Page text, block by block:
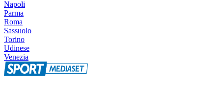
Napoli
Parma
Roma
Sassuolo
Torino
Udinese
Venezia